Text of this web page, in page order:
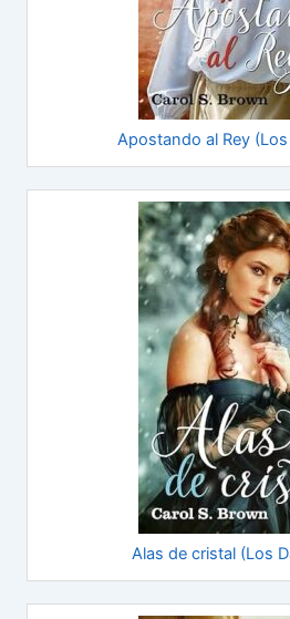
Apostando al Rey
Alas de cristal (Los